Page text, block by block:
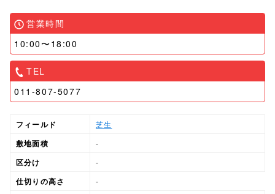
営業時間
10:00〜18:00
TEL
011-807-5077
フィールド 芝生
敷地面積 -
区分け -
仕切りの高さ -